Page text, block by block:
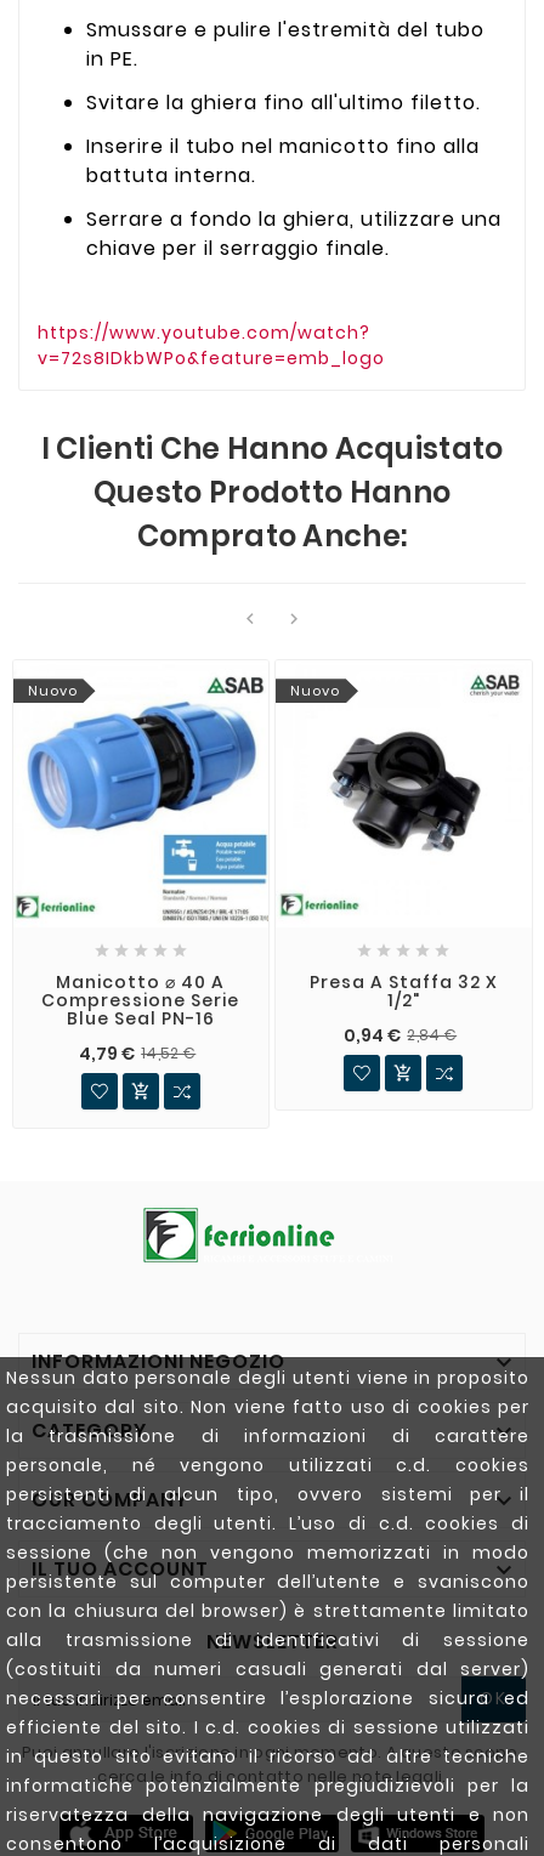
Nessun dato personale degli utenti viene in proposito
acquisito dal sito. Non viene fatto uso di cookies per
la trasmissione di informazioni di carattere
personale, né vengono utilizzati c.d. cookies
persistenti di alcun tipo, ovvero sistemi per il
tracciamento degli utenti. L’uso di c.d. cookies di
sessione (che non vengono memorizzati in modo
persistente sul computer dell’utente e svaniscono
con la chiusura del browser) è strettamente limitato
alla trasmissione di identificativi di sessione
(costituiti da numeri casuali generati dal server)
necessari per consentire l’esplorazione sicura ed
efficiente del sito. I c.d. cookies di sessione utilizzati
in questo sito evitano il ricorso ad altre tecniche
informatiche potenzialmente pregiudizievoli per la
riservatezza della navigazione degli utenti e non
consentono l’acquisizione di dati personali
Smussare e pulire l'estremità del tubo
in PE.
Svitare la ghiera fino all'ultimo filetto.
Inserire il tubo nel manicotto fino alla
battuta interna.
Serrare a fondo la ghiera, utilizzare una
chiave per il serraggio finale.
https://www.youtube.com/watch?
v=72s8IDkbWPo&feature=emb_logo
I Clienti Che Hanno Acquistato
Questo Prodotto Hanno
Comprato Anche:
 
Nuovo
    
Manicotto ⌀ 40 A
Compressione Serie
Blue Seal PN-16
4,79 € 14,52 €

Nuovo
    
Presa A Staffa 32 X
1/2"
0,94 € 2,84 €

INFORMAZIONI NEGOZIO 
CATEGORY 
OUR COMPANY 
IL TUO ACCOUNT 
NEWSLETTER
OK
Puoi annullare l'iscrizione in ogni momento. A questo scopo,
cerca le info di contatto nelle note legali.